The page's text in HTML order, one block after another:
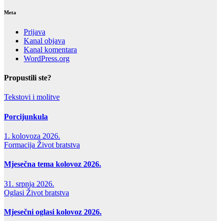
Meta
Prijava
Kanal objava
Kanal komentara
WordPress.org
Propustili ste?
Tekstovi i molitve
Porcijunkula
1. kolovoza 2026.
Formacija Život bratstva
Mjesečna tema kolovoz 2026.
31. srpnja 2026.
Oglasi Život bratstva
Mjesečni oglasi kolovoz 2026.